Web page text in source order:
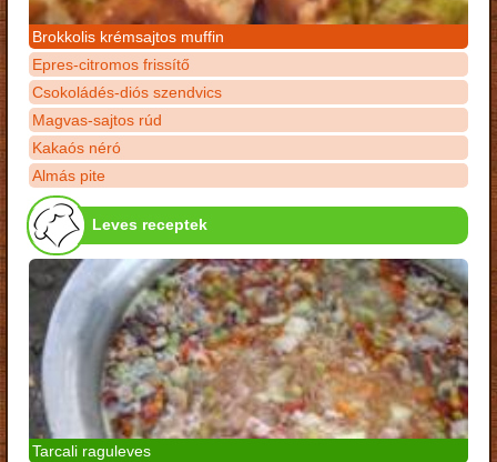
Brokkolis krémsajtos muffin
Epres-citromos frissítő
Csokoládés-diós szendvics
Magvas-sajtos rúd
Kakaós néró
Almás pite
Leves receptek
Tarcali raguleves